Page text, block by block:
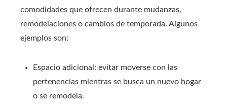
comodidades que ofrecen durante mudanzas,
remodelaciones o cambios de temporada. Algunos
ejemplos son:
Espacio adicional: evitar moverse con las
pertenencias mientras se busca un nuevo hogar
o se remodela.